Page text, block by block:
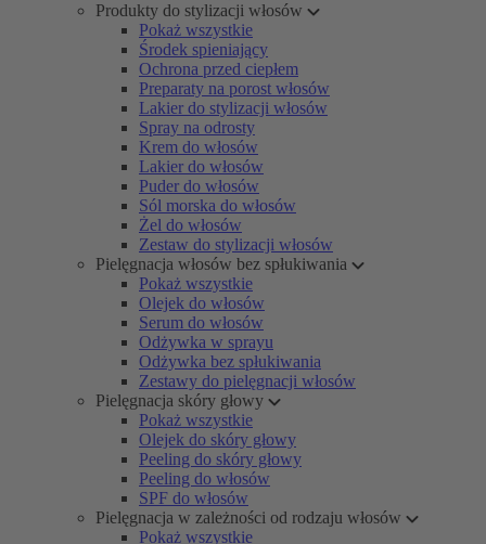
Produkty do stylizacji włosów
Pokaż wszystkie
Środek spieniający
Ochrona przed ciepłem
Preparaty na porost włosów
Lakier do stylizacji włosów
Spray na odrosty
Krem do włosów
Lakier do włosów
Puder do włosów
Sól morska do włosów
Żel do włosów
Zestaw do stylizacji włosów
Pielęgnacja włosów bez spłukiwania
Pokaż wszystkie
Olejek do włosów
Serum do włosów
Odżywka w sprayu
Odżywka bez spłukiwania
Zestawy do pielęgnacji włosów
Pielęgnacja skóry głowy
Pokaż wszystkie
Olejek do skóry głowy
Peeling do skóry głowy
Peeling do włosów
SPF do włosów
Pielęgnacja w zależności od rodzaju włosów
Pokaż wszystkie